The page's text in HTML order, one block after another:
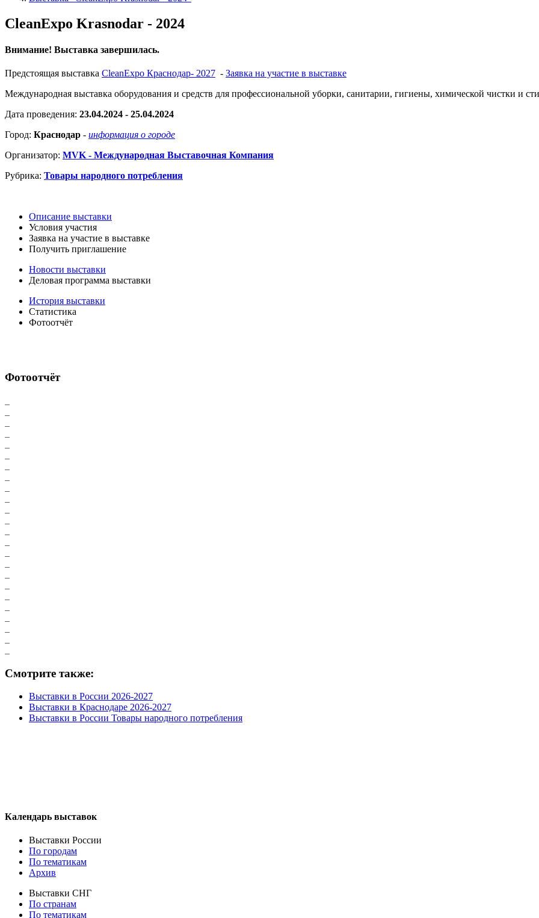
CleanExpo Krasnodar - 2024
Внимание! Выставка завершилась.
Предстоящая выставка CleanExpo Краснодар- 2027 - Заявка на участие в выставке
Международная выставка оборудования и средств для профессиональной уборки, санитарии, гигиены, химической чистки и
Дата проведения: 23.04.2024 - 25.04.2024
Город: Краснодар - информация о городе
Организатор: MVK - Международная Выставочная Компания
Рубрика: Товары народного потребления
Описание выставки
Условия участия
Заявка на участие в выставке
Получить приглашение
Новости выставки
Деловая программа выставки
История выставки
Статистика
Фотоотчёт
Фотоотчёт
Смотрите также:
Выставки в России 2026-2027
Выставки в Краснодаре 2026-2027
Выставки в России Товары народного потребления
Календарь выставок
Выставки России
По городам
По тематикам
Архив
Выставки СНГ
По странам
По тематикам